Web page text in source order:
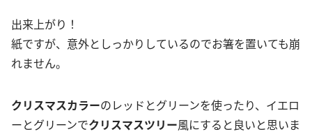
出来上がり！
紙ですが、意外としっかりしているのでお箸を置いても崩
れません。
クリスマスカラーのレッドとグリーンを使ったり、イエロ
ーとグリーンでクリスマスツリー風にすると良いと思いま